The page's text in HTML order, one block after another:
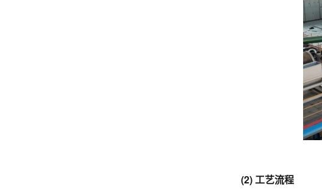
(2) 工艺流程